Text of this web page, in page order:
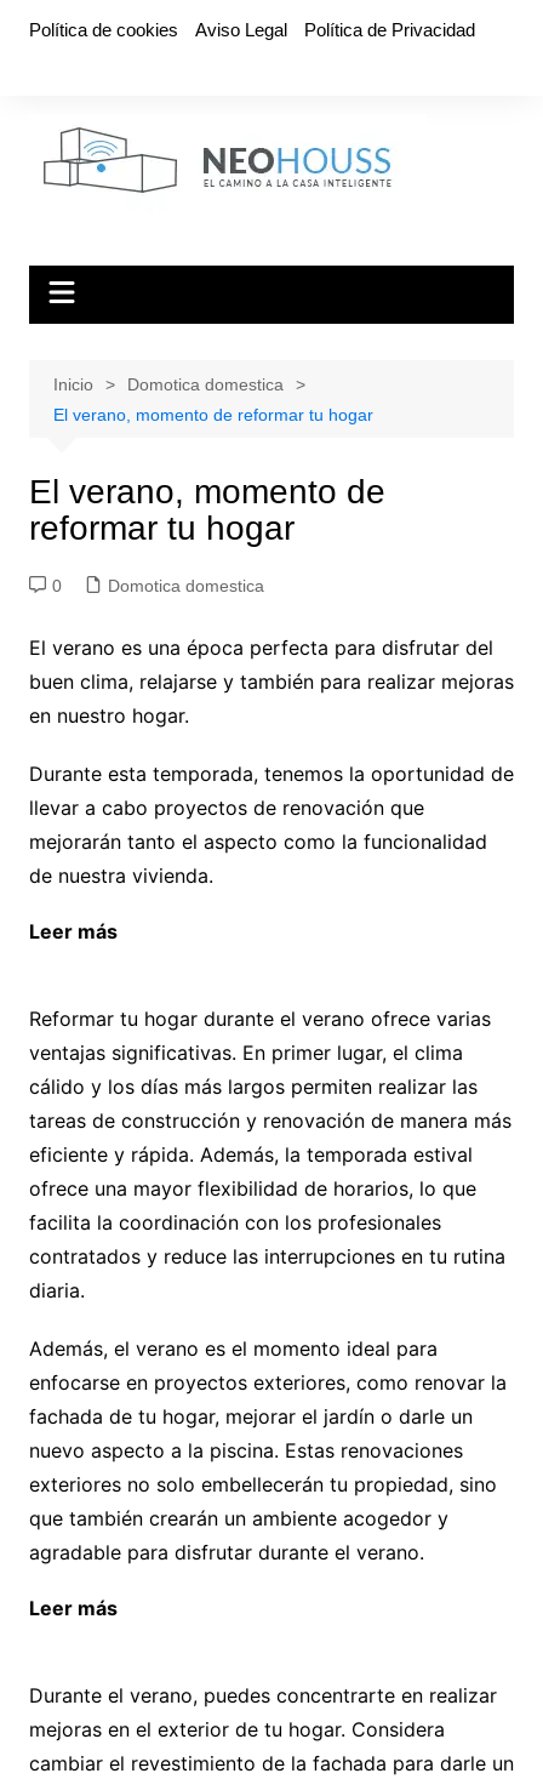
Política de cookies Aviso Legal Política de Privacidad
Inicio
Domotica domestica
El verano, momento de reformar tu hogar
El verano, momento de
reformar tu hogar
0 Domotica domestica
El verano es una época perfecta para disfrutar del
buen clima, relajarse y también para realizar mejoras
en nuestro hogar.
Durante esta temporada, tenemos la oportunidad de
llevar a cabo proyectos de renovación que
mejorarán tanto el aspecto como la funcionalidad
de nuestra vivienda.
Leer más
Reformar tu hogar durante el verano ofrece varias
ventajas significativas. En primer lugar, el clima
cálido y los días más largos permiten realizar las
tareas de construcción y renovación de manera más
eficiente y rápida. Además, la temporada estival
ofrece una mayor flexibilidad de horarios, lo que
facilita la coordinación con los profesionales
contratados y reduce las interrupciones en tu rutina
diaria.
Además, el verano es el momento ideal para
enfocarse en proyectos exteriores, como renovar la
fachada de tu hogar, mejorar el jardín o darle un
nuevo aspecto a la piscina. Estas renovaciones
exteriores no solo embellecerán tu propiedad, sino
que también crearán un ambiente acogedor y
agradable para disfrutar durante el verano.
Leer más
Durante el verano, puedes concentrarte en realizar
mejoras en el exterior de tu hogar. Considera
cambiar el revestimiento de la fachada para darle un